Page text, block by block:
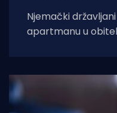
Njemački
apartmanu u